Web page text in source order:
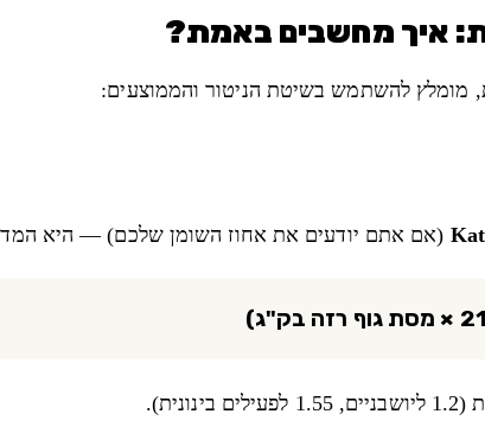
מומלץ להשתמש בשיטת הניטור והממוצעים:
(אם אתם יודעים את אחוז השומן שלכם) — היא